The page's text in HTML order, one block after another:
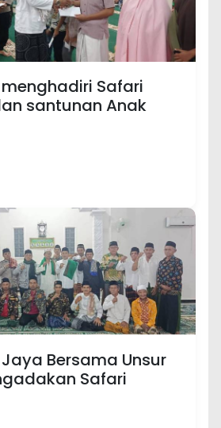
menghadiri Safari
santunan Anak
Bersama Unsur
Safari